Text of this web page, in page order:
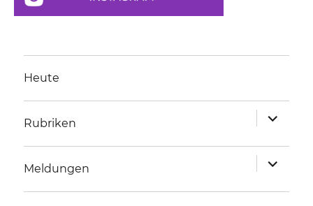
Heute
Rubriken
anzeigen
Meldungen
anzeigen